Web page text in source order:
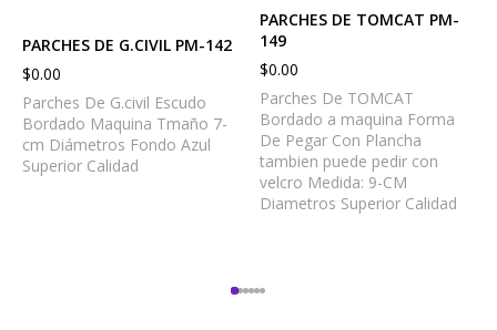
PARCHES DE G.CIVIL PM-142
$0.00
Parches De G.civil Escudo
Bordado Maquina Tmaño 7-
cm Diámetros Fondo Azul
Superior Calidad
PARCHES DE TOMCAT PM-
149
$0.00
Parches De TOMCAT
Bordado a maquina Forma
De Pegar Con Plancha
tambien puede pedir con
velcro Medida: 9-CM
Diametros Superior Calidad